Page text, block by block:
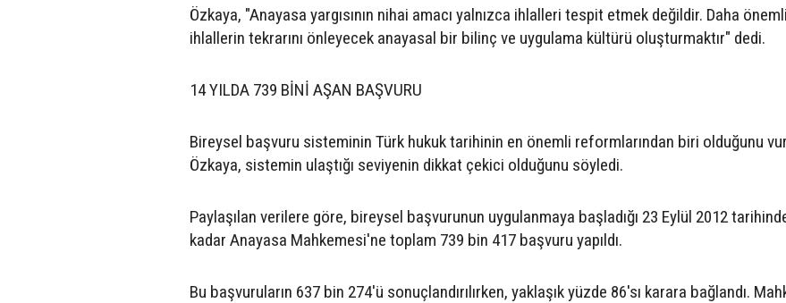
Özkaya, "Anayasa yargısının nihai amacı yalnızca ihlalleri tespit etmek değildir. Daha
ihlallerin tekrarını önleyecek anayasal bir bilinç ve uygulama kültürü oluşturmaktır" dedi.
14 YILDA 739 BİNİ AŞAN BAŞVURU
Bireysel başvuru sisteminin Türk hukuk tarihinin en önemli reformlarından biri olduğunu
Özkaya, sistemin ulaştığı seviyenin dikkat çekici olduğunu söyledi.
Paylaşılan verilere göre, bireysel başvurunun uygulanmaya başladığı 23 Eylül 2012
kadar Anayasa Mahkemesi'ne toplam 739 bin 417 başvuru yapıldı.
Bu başvuruların 637 bin 274'ü sonuçlandırılırken, yaklaşık yüzde 86'sı karara bağlandı.